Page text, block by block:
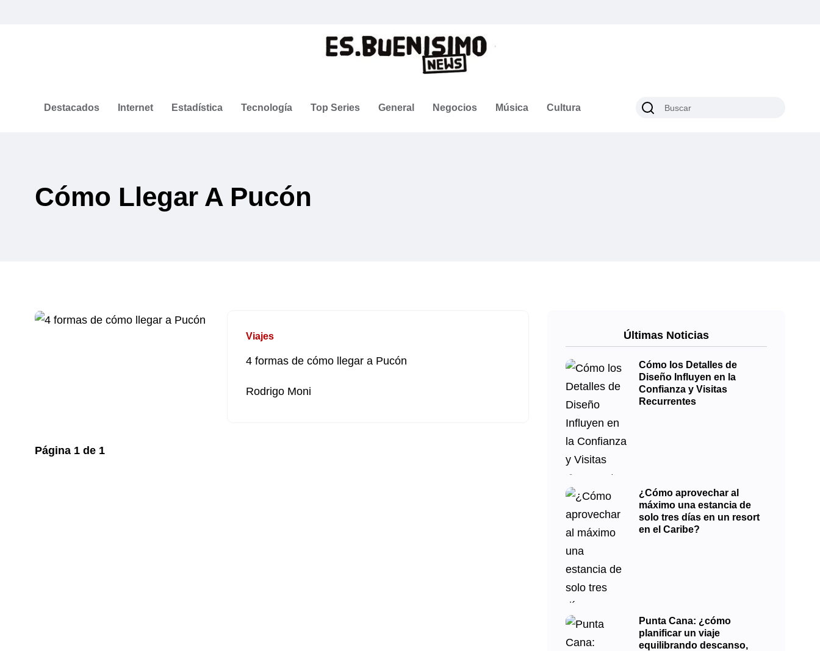
Destacados Internet Estadística Tecnología Top Series General Negocios Música Cultura
Cómo Llegar A Pucón
Viajes
4 formas de cómo llegar a Pucón
Rodrigo Moni
Página 1 de 1
Últimas Noticias
Cómo los Detalles de
Diseño Influyen en la
Confianza y Visitas
Recurrentes
¿Cómo aprovechar al
máximo una estancia de
solo tres días en un resort
en el Caribe?
Punta Cana: ¿cómo
planificar un viaje
equilibrando descanso,